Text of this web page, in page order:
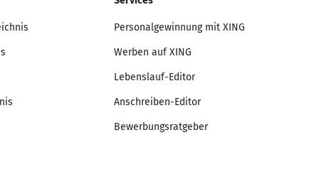
Personalgewinnung mit XING
Werben auf XING
Lebenslauf-Editor
Anschreiben-Editor
Bewerbungsratgeber